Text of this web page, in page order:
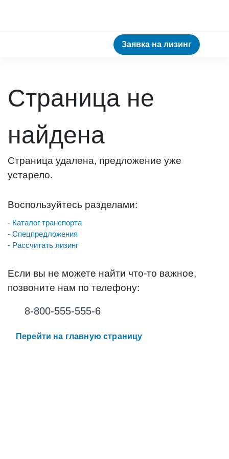
Заявка на лизинг
Страница не
найдена
Страница удалена, предложение уже
устарело.
Воспользуйтесь разделами:
- Каталог транспорта
- Спецпредложения
- Рассчитать лизинг
Если вы не можете найти что-то важное,
позвоните нам по телефону:
8-800-555-555-6
Перейти на главную страницу